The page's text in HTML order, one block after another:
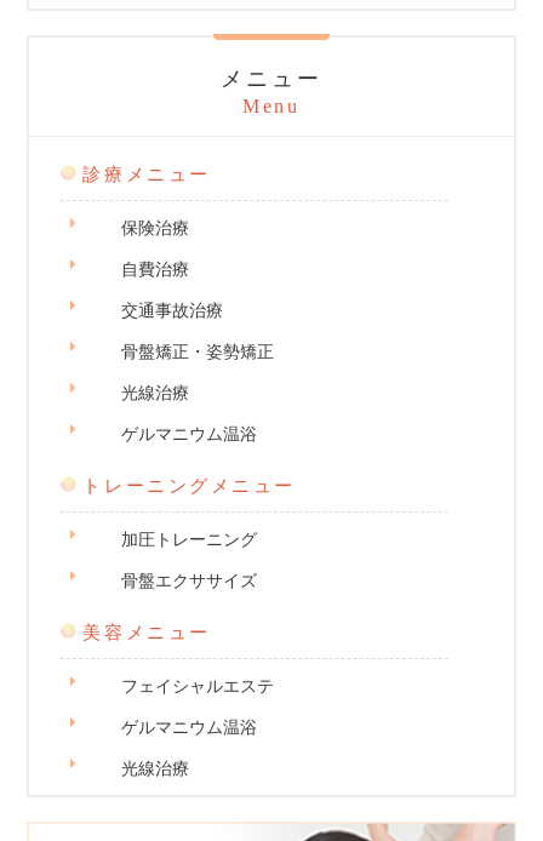
メニュー
Menu
診療メニュー
保険治療
自費治療
交通事故治療
骨盤矯正・姿勢矯正
光線治療
ゲルマニウム温浴
トレーニングメニュー
加圧トレーニング
骨盤エクササイズ
美容メニュー
フェイシャルエステ
ゲルマニウム温浴
光線治療